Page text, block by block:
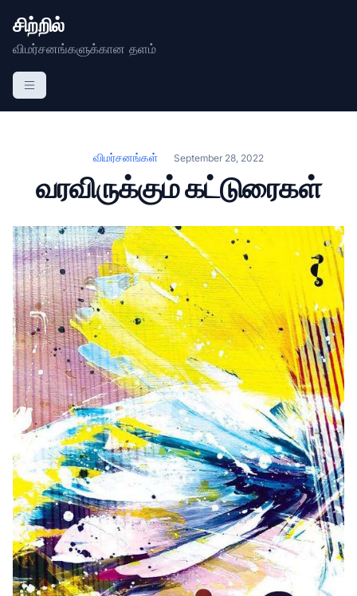
சிற்றில்
விமர்சனங்களுக்கான தளம்
விமர்சனங்கள் September 28, 2022
வரவிருக்கும் கட்டுரைகள்